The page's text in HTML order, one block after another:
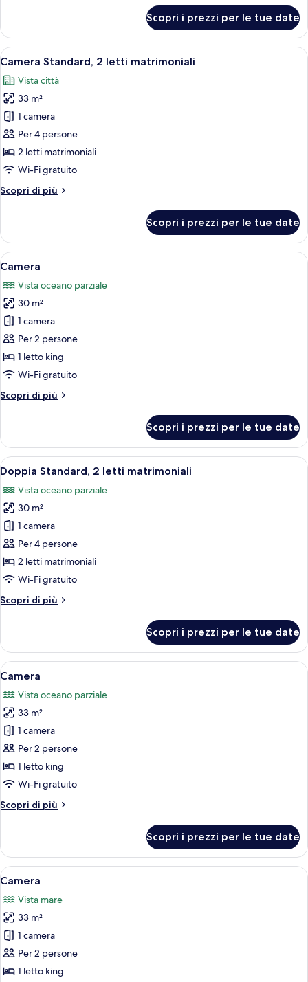
Standard,
letto
Scopri i prezzi per le tue date
Apri
tutte
le
foto
per
Camera
Standard,
2
matrimoniali
Una camera d'albergo con due letti,
6
Camera Standard, 2 letti matrimoniali
Vista città
33 m²
1 camera
Per 4 persone
2 letti matrimoniali
Wi-Fi gratuito
Scopri di più
Altri
Standard,
letti
Scopri i prezzi per le tue date
Apri
tutte
le
foto
per
Camera
Una camera d'albergo con un letto
5
Camera
Vista oceano parziale
30 m²
1 camera
Per 2 persone
1 letto king
Wi-Fi gratuito
Scopri di più
Altri
Scopri i prezzi per le tue date
Apri
tutte
le
foto
per
Doppia
Standard,
2
matrimoniali
Una cassaforte in camera, una
6
Doppia Standard, 2 letti matrimoniali
Vista oceano parziale
30 m²
1 camera
Per 4 persone
2 letti matrimoniali
Wi-Fi gratuito
Scopri di più
Altri
Standard,
letti
Scopri i prezzi per le tue date
Apri
tutte
le
foto
per
Camera
Camera d'albergo con letto,
5
Camera
Vista oceano parziale
33 m²
1 camera
Per 2 persone
1 letto king
Wi-Fi gratuito
Scopri di più
Altri
Scopri i prezzi per le tue date
Apri
tutte
le
foto
per
Camera
Una camera d'hotel con un letto
7
Camera
Vista mare
33 m²
1 camera
Per 2 persone
1 letto king